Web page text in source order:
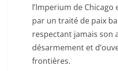
l’Imperium de Chicago
par un traité de paix
respectant jamais son
désarmement et
frontières.